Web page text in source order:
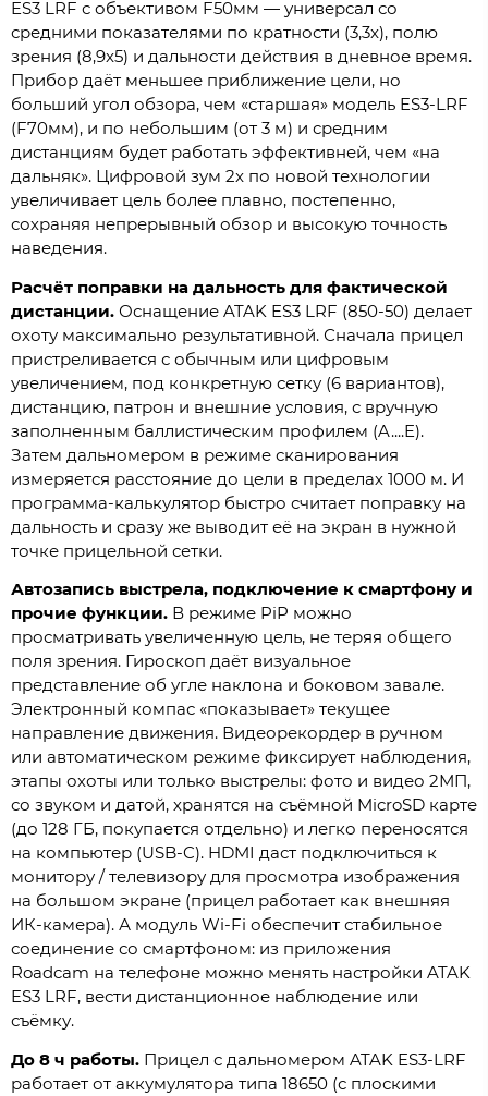
ES3 LRF с объективом F50мм — универсал со
средними показателями по кратности (3,3x), полю
зрения (8,9x5) и дальности действия в дневное время.
Прибор даёт меньшее приближение цели, но
больший угол обзора, чем «старшая» модель ES3-LRF
(F70мм), и по небольшим (от 3 м) и средним
дистанциям будет работать эффективней, чем «на
дальняк». Цифровой зум 2x по новой технологии
увеличивает цель более плавно, постепенно,
сохраняя непрерывный обзор и высокую точность
наведения.
Расчёт поправки на дальность для фактической
дистанции. Оснащение ATAK ES3 LRF (850-50) делает
охоту максимально результативной. Сначала прицел
пристреливается с обычным или цифровым
увеличением, под конкретную сетку (6 вариантов),
дистанцию, патрон и внешние условия, с вручную
заполненным баллистическим профилем (A....E).
Затем дальномером в режиме сканирования
измеряется расстояние до цели в пределах 1000 м. И
программа-калькулятор быстро считает поправку на
дальность и сразу же выводит её на экран в нужной
точке прицельной сетки.
Автозапись выстрела, подключение к смартфону и
прочие функции. В режиме PiP можно
просматривать увеличенную цель, не теряя общего
поля зрения. Гироскоп даёт визуальное
представление об угле наклона и боковом завале.
Электронный компас «показывает» текущее
направление движения. Видеорекордер в ручном
или автоматическом режиме фиксирует наблюдения,
этапы охоты или только выстрелы: фото и видео 2МП,
со звуком и датой, хранятся на съёмной MicroSD карте
(до 128 ГБ, покупается отдельно) и легко переносятся
на компьютер (USB-C). HDMI даст подключиться к
монитору / телевизору для просмотра изображения
на большом экране (прицел работает как внешняя
ИК-камера). А модуль Wi-Fi обеспечит стабильное
соединение со смартфоном: из приложения
Roadcam на телефоне можно менять настройки ATAK
ES3 LRF, вести дистанционное наблюдение или
съёмку.
До 8 ч работы. Прицел с дальномером ATAK ES3-LRF
работает от аккумулятора типа 18650 (с плоскими